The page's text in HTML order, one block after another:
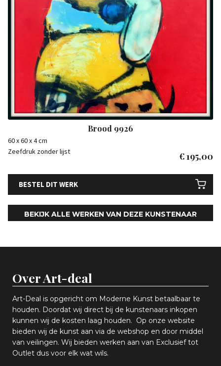
Brood 9926
60 x 60 x 4 cm
Zeefdruk zonder lijst
€195,00
BESTEL DIT WERK
BEKIJK ALLE WERKEN VAN DEZE KUNSTENAAR
Over Art-deal
Art-Deal is opgericht om Moderne Kunst betaalbaar te
houden. Doordat wij direct bij de kunstenaars inkopen
kunnen wij de kosten laag houden. Op onze website
bieden wij de kunst aan via de webshop en door middel
van veilingen. Wij bieden werken aan van Exclusief tot
Outlet dus voor elk wat wils.